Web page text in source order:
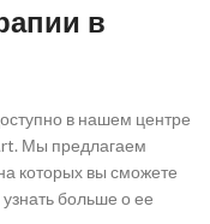
в
в нашем центре
Мы предлагаем
которых вы сможете
больше о ее